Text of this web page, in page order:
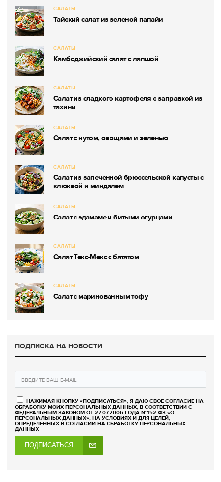
САЛАТЫ
Тайский салат из зеленой папайи
САЛАТЫ
Камбоджийский салат с лапшой
САЛАТЫ
Салат из сладкого картофеля с заправкой из
тахини
САЛАТЫ
Салат с нутом, овощами и зеленью
САЛАТЫ
Салат из запеченной брюссельской капусты с
клюквой и миндалем
САЛАТЫ
Салат с эдамаме и битыми огурцами
САЛАТЫ
Салат Текс-Мекс с бататом
САЛАТЫ
Салат с маринованным тофу
ПОДПИСКА НА НОВОСТИ
НАЖИМАЯ КНОПКУ «ПОДПИСАТЬСЯ», Я ДАЮ СВОЕ СОГЛАСИЕ НА
ОБРАБОТКУ МОИХ ПЕРСОНАЛЬНЫХ ДАННЫХ, В СООТВЕТСТВИИ С
ФЕДЕРАЛЬНЫМ ЗАКОНОМ ОТ 27.07.2006 ГОДА №152-ФЗ «О
ПЕРСОНАЛЬНЫХ ДАННЫХ», НА УСЛОВИЯХ И ДЛЯ ЦЕЛЕЙ,
ОПРЕДЕЛЕННЫХ В СОГЛАСИИ НА ОБРАБОТКУ ПЕРСОНАЛЬНЫХ
ДАННЫХ
ПОДПИСАТЬСЯ